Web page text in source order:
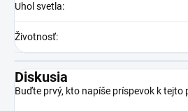
Uhol svetla:
Životnosť:
Diskusia
Buďte prvý, kto napíše príspevok k tejto